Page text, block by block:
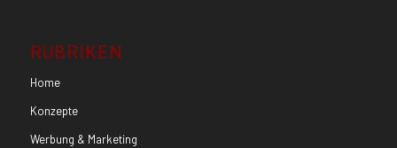
RUBRIKEN
Home
Konzepte
Werbung & Marketing